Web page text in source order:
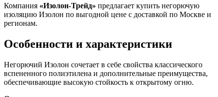
Компания «Изолон-Трейд» предлагает купить негорючую
изоляцию Изолон по выгодной цене с доставкой по Москве и
регионам.
Особенности и характеристики
Негорючий Изолон сочетает в себе свойства классического
вспененного полиэтилена и дополнительные преимущества,
обеспечивающие высокую стойкость к открытому огню.